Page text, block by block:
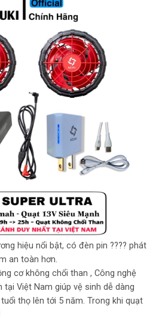
hiệu nổi bật, có đèn pin ???? phát
an toàn hơn.
cơ không chổi than , Công nghệ
Việt Nam giúp vệ sinh dễ dàng
thọ lên tới 5 năm. Trong khi quạt